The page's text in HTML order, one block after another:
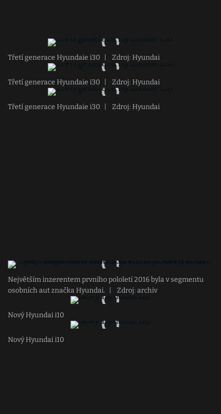
Třetí generace Hyundaie i30 Zdroj: Hyundai
Třetí generace Hyundaie i30 Zdroj: Hyundai
Třetí generace Hyundaie i30 Zdroj: Hyundai
Největším inzerentem prvního pololetí 2016 byla v segmentu
osobních aut značka Hyundai.
Zdroj: archiv
Nový Hyundai i10
Nový Hyundai i10